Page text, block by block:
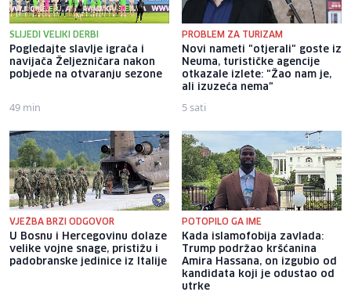
SLIJEDI VELIKI DERBI
Pogledajte slavlje igrača i
navijača Željezničara nakon
pobjede na otvaranju sezone
49 min
PROBLEM ZA TURIZAM
Novi nameti "otjerali" goste iz
Neuma, turističke agencije
otkazale izlete: "Žao nam je,
ali izuzeća nema"
5 sati
VJEŽBA BRZI ODGOVOR
U Bosnu i Hercegovinu dolaze
velike vojne snage, pristižu i
padobranske jedinice iz Italije
POTOPILO GA IME
Kada islamofobija zavlada:
Trump podržao kršćanina
Amira Hassana, on izgubio od
kandidata koji je odustao od
utrke